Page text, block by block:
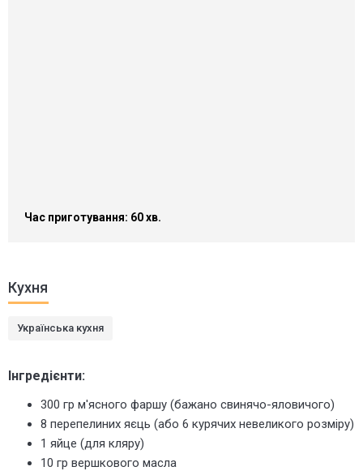
Час приготування: 60 хв.
Кухня
Українська кухня
Інгредієнти:
300 гр м'ясного фаршу (бажано свинячо-яловичого)
8 перепелиних яєць (або 6 курячих невеликого розміру)
1 яйце (для кляру)
10 гр вершкового масла